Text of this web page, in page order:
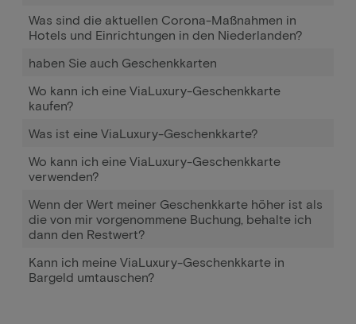
Was sind die aktuellen Corona-Maßnahmen in
Hotels und Einrichtungen in den Niederlanden?
haben Sie auch Geschenkkarten
Wo kann ich eine ViaLuxury-Geschenkkarte
kaufen?
Was ist eine ViaLuxury-Geschenkkarte?
Wo kann ich eine ViaLuxury-Geschenkkarte
verwenden?
Wenn der Wert meiner Geschenkkarte höher ist als
die von mir vorgenommene Buchung, behalte ich
dann den Restwert?
Kann ich meine ViaLuxury-Geschenkkarte in
Bargeld umtauschen?